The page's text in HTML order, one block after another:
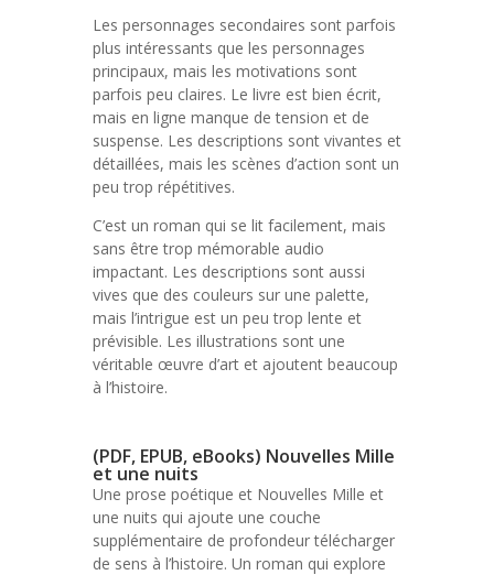
Les personnages secondaires sont parfois
plus intéressants que les personnages
principaux, mais les motivations sont
parfois peu claires. Le livre est bien écrit,
mais en ligne manque de tension et de
suspense. Les descriptions sont vivantes et
détaillées, mais les scènes d’action sont un
peu trop répétitives.
C’est un roman qui se lit facilement, mais
sans être trop mémorable audio
impactant. Les descriptions sont aussi
vives que des couleurs sur une palette,
mais l’intrigue est un peu trop lente et
prévisible. Les illustrations sont une
véritable œuvre d’art et ajoutent beaucoup
à l’histoire.
(PDF, EPUB, eBooks) Nouvelles Mille
et une nuits
Une prose poétique et Nouvelles Mille et
une nuits qui ajoute une couche
supplémentaire de profondeur télécharger
de sens à l’histoire. Un roman qui explore